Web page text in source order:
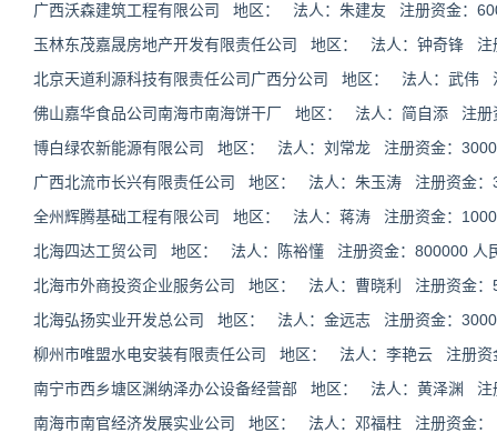
广西沃森建筑工程有限公司 地区： 法人：朱建友 注册资金：
玉林东茂嘉晟房地产开发有限责任公司 地区： 法人：钟奇锋 注
北京天道利源科技有限责任公司广西分公司 地区： 法人：武伟
佛山嘉华食品公司南海市南海饼干厂 地区： 法人：简自添 注册
博白绿农新能源有限公司 地区： 法人：刘常龙 注册资金：
广西北流市长兴有限责任公司 地区： 法人：朱玉涛 注册资金：
全州辉腾基础工程有限公司 地区： 法人：蒋涛 注册资金：
北海四达工贸公司 地区： 法人：陈裕懂 注册资金：800000 人
北海市外商投资企业服务公司 地区： 法人：曹晓利 注册资金：
北海弘扬实业开发总公司 地区： 法人：金远志 注册资金：
柳州市唯盟水电安装有限责任公司 地区： 法人：李艳云 注册资
南宁市西乡塘区渊纳泽办公设备经营部 地区： 法人：黄泽渊 注
南海市南官经济发展实业公司 地区： 法人：邓福柱 注册资金：